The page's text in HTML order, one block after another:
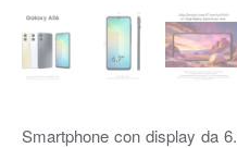
Smartphone con display da